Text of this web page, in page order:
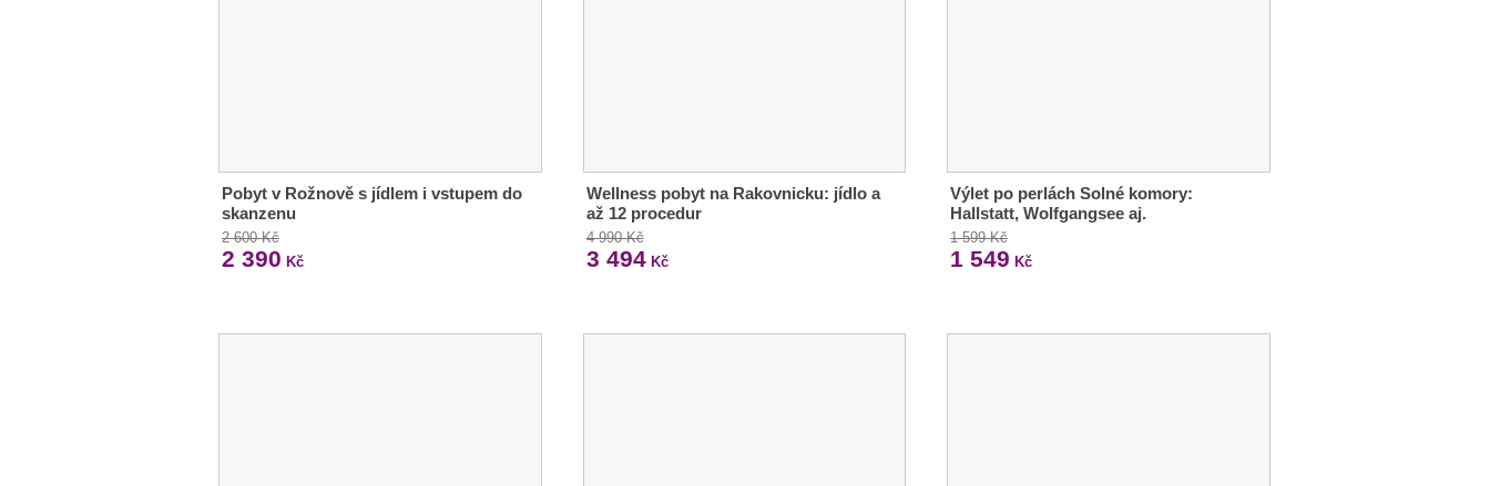
Pobyt v Rožnově s jídlem i vstupem do
skanzenu
2 600 Kč
2 390 Kč
Wellness pobyt na Rakovnicku: jídlo a
až 12 procedur
4 990 Kč
3 494Kč
Výlet po perlách Solné komory:
Hallstatt, Wolfgangsee aj.
1 599 Kč
1 549 Kč